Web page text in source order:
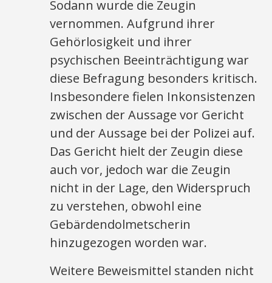
Sodann wurde die Zeugin
vernommen. Aufgrund ihrer
Gehörlosigkeit und ihrer
psychischen Beeinträchtigung war
diese Befragung besonders kritisch.
Insbesondere fielen Inkonsistenzen
zwischen der Aussage vor Gericht
und der Aussage bei der Polizei auf.
Das Gericht hielt der Zeugin diese
auch vor, jedoch war die Zeugin
nicht in der Lage, den Widerspruch
zu verstehen, obwohl eine
Gebärdendolmetscherin
hinzugezogen worden war.
Weitere Beweismittel standen nicht